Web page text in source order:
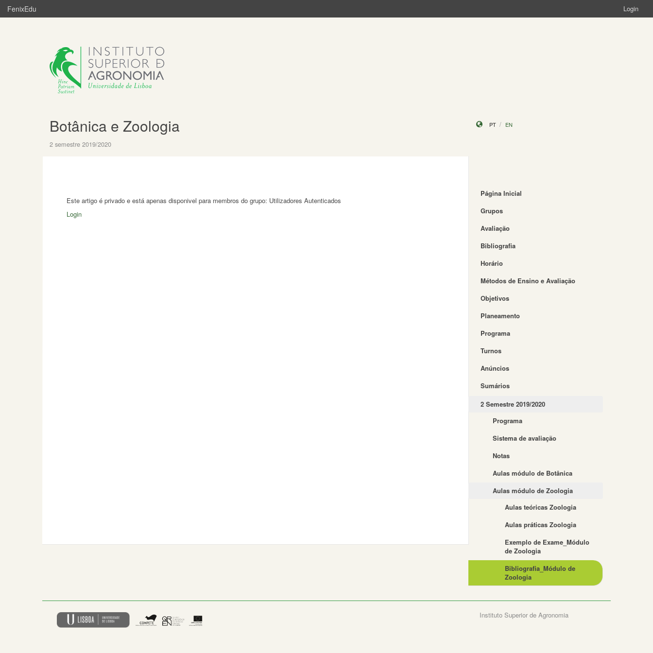
FenixEdu Login
Botânica e Zoologia
2 semestre 2019/2020
PT EN
Este artigo é privado e está apenas disponivel para membros do grupo: Utilizadores Autenticados
Login
Página Inicial
Grupos
Avaliação
Bibliografia
Horário
Métodos de Ensino e Avaliação
Objetivos
Planeamento
Programa
Turnos
Anúncios
Sumários
2 Semestre 2019/2020
Programa
Sistema de avaliação
Notas
Aulas módulo de Botânica
Aulas módulo de Zoologia
Aulas teóricas Zoologia
Aulas práticas Zoologia
Exemplo de Exame_Módulo
de Zoologia
Bibliografia_Módulo de
Zoologia
Instituto Superior de Agronomia